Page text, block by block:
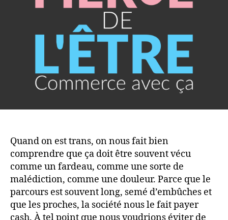
Quand on est trans, on nous fait bien
comprendre que ça doit être souvent vécu
comme un fardeau, comme une sorte de
malédiction, comme une douleur. Parce que le
parcours est souvent long, semé d’embûches et
que les proches, la société nous le fait payer
cash. À tel point que nous voudrions éviter de